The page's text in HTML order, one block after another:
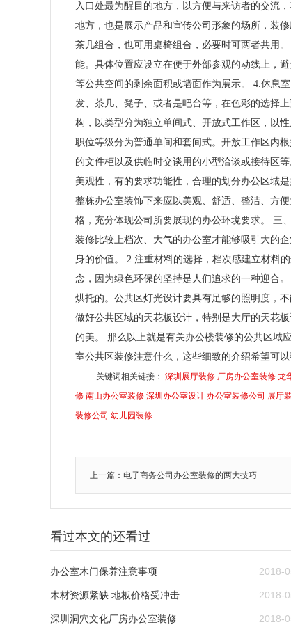
入口处最为醒目的地方，以方便与来访者的交流
地方，也是展示产品和宣传公司形象的场所，装
茶几组合，也可用桌椅组合，必要时可两者共用
能。具体位置应设立在便于外部参观的动线上，
等公共空间的剩余面积或墙面作为展示。 4.休息
发、茶几、凳子、或者是吧台等，在色彩的选择
构，以类型分为独立单间式、开放式工作区，以
职位等级分为普通单间和套间式。开放工作区内
的文件柜以及供临时交谈用的小型洽谈或接待区
美观性，有的要求功能性，合理的划分办公区域
整栋办公室装饰下来应以美观、舒适、整洁、方
格，充分体现公司所要展现的办公环境要求。 三
装修比较上档次、大气的办公室才能够吸引大的
身的价值。 2.注重材料的选择，档次感建立材料
念，因为绿色环保的坚持是人们追求的一种迎合
烘托的。公共区灯光设计要具有足够的照明度，
做好公共区域的天花板设计，特别是大厅的天花
的美。 那么以上就是有关办公楼装修的公共区域
室公共区装修注意什么，这些细致的介绍希望可
关键词相关链接： 深圳展厅装修 厂房办公室装修 龙
修 南山办公室装修 深圳办公室设计 办公室装修公司 展厅
装修公司 幼儿园装修
上一篇：电子商务公司办公室装修的两大技巧
看过本文的还看过
办公室木门保养注意事项 2018-
木材资源紧缺 地板价格受冲击 2018-
深圳洞穴文化厂房办公室装修 2018-